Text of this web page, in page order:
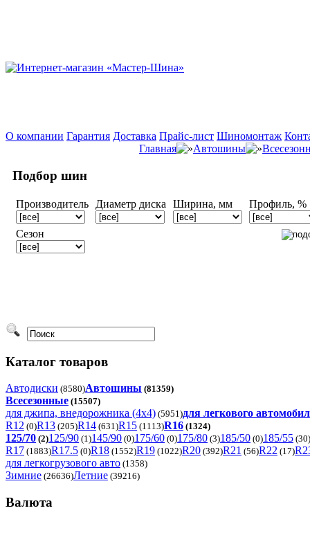
О компании Гарантия Доставка Прайс-лист Шиномонтаж
Главная
Автошины
Подбор шин
Производитель Диаметр диска Ширина, мм Профиль, %
Сезон
Каталог товаров
Автодиски (8580)Автошины (81359)
Всесезонные (15507)
для джипа, внедорожника (4x4) (5951)для легкового
R12 (0)R13 (205)R14 (631)R15 (1113)R16 (1324)
125/70 (2)125/90 (1)145/90 (0)175/60 (0)175/80 (3)185/50 (0)185/55 (30)
R17 (1883)R17.5 (0)R18 (1552)R19 (1022)R20 (392)R21 (56)R22 (17)
для легкогрузового авто (1358)
Зимние (26636)Летние (39216)
Валюта